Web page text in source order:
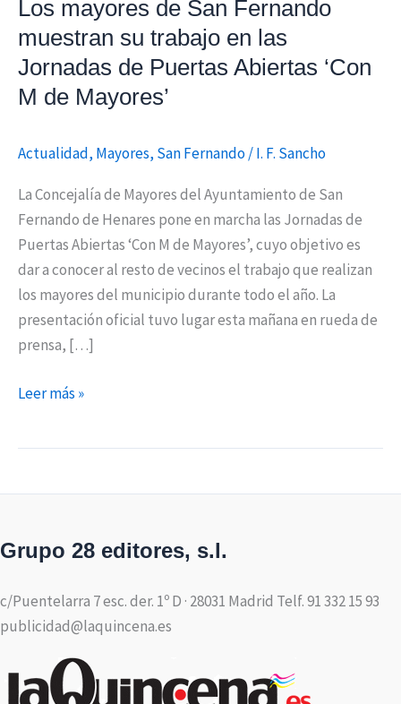
Los mayores de San Fernando
muestran su trabajo en las
Jornadas de Puertas Abiertas ‘Con
M de Mayores’
Actualidad, Mayores, San Fernando/I. F. Sancho
La Concejalía de Mayores del Ayuntamiento de San
Fernando de Henares pone en marcha las Jornadas de
Puertas Abiertas ‘Con M de Mayores’, cuyo objetivo es
dar a conocer al resto de vecinos el trabajo que realizan
los mayores del municipio durante todo el año. La
presentación oficial tuvo lugar esta mañana en rueda de
prensa, […]
en
las
Jornadas
de
Abiertas
M
de
Mayores’
Leer más »
Grupo 28 editores, s.l.
c/Puentelarra 7 esc. der. 1º D · 28031 Madrid Telf. 91 332 15 93
publicidad@laquincena.es